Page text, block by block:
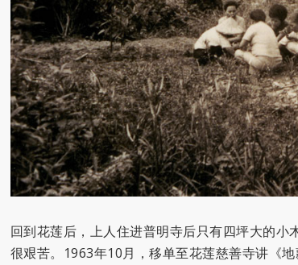
回到花莲后，上人住进普明寺后只有四坪大的
很艰苦。1963年10月，移单至花莲慈善寺讲《